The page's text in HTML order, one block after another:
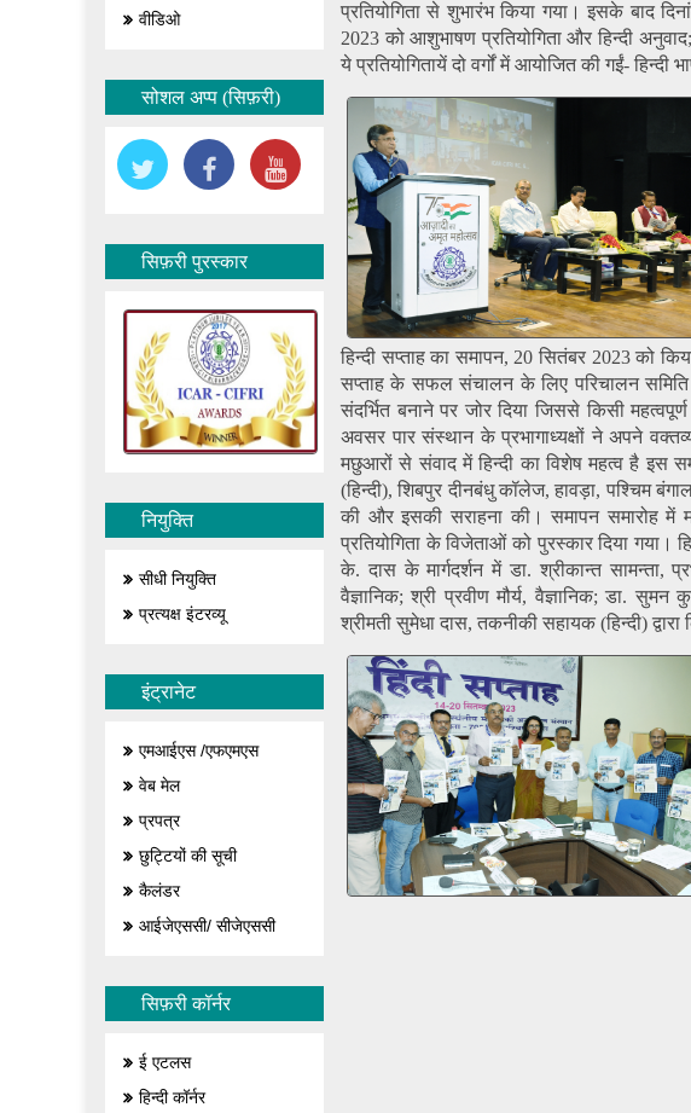
वीडिओ
सोशल अप्प (सिफ़री)
सिफ़री पुरस्कार
नियुक्ति
सीधी नियुक्ति
प्रत्यक्ष इंटरव्यू
इंट्रानेट
एमआईएस /एफएमएस
वेब मेल
प्रपत्र
छुट्टियों की सूची
कैलंडर
आईजेएससी/ सीजेएससी
सिफ़री कॉर्नर
ई एटलस
हिन्दी कॉर्नर
प्रतियोगिता से शुभारंभ किया गया। इसके बाद
2023 को आशुभाषण प्रतियोगिता और हिन्दी
ये प्रतियोगितायें दो वर्गों में आयोजित की गईं- हिन्दी
हिन्दी सप्ताह का समापन, 20 सितंबर 2023 को
सप्ताह के सफल संचालन के लिए परिचालन समिति
संदर्भित बनाने पर जोर दिया जिससे किसी
अवसर पार संस्थान के प्रभागाध्यक्षों ने अपने
मछुआरों से संवाद में हिन्दी का विशेष महत्व है इस
(हिन्दी), शिबपुर दीनबंधु कॉलेज, हावड़ा, पश्चिम
की और इसकी सराहना की। समापन समारोह में
प्रतियोगिता के विजेताओं को पुरस्कार दिया गया।
के. दास के मार्गदर्शन में डा. श्रीकान्‍त सामन्‍ता,
वैज्ञानिक; श्री प्रवीण मौर्य, वैज्ञानिक; डा.
श्रीमती सुमेधा दास, तकनीकी सहायक (हिन्दी) द्वारा